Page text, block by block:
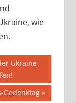
wie
Ukraine
Gedenktag